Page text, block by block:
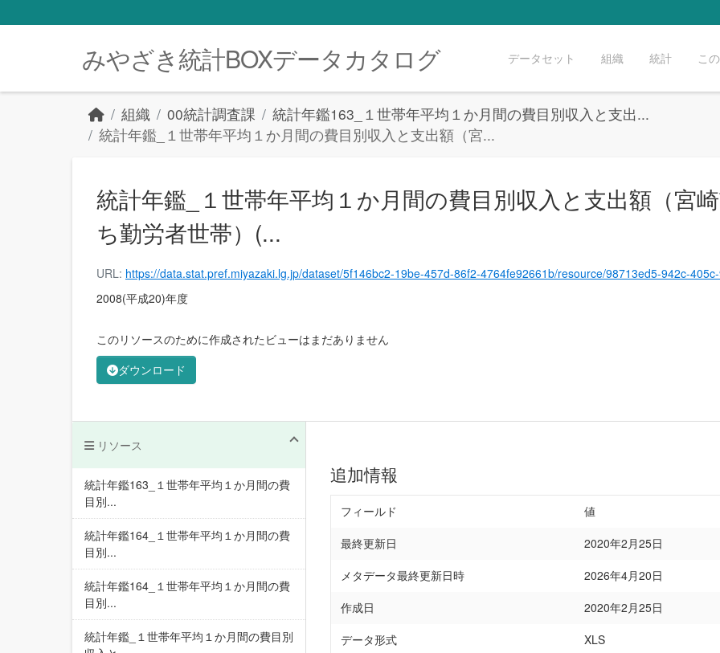
みやざき統計BOXデータカタログ データセット 組織 統計 こ
組織 00統計調査課
統計年鑑163_１世帯年平均１か月間の費目別収入と支出...
統計年鑑_１世帯年平均１か月間の費目別収入と支出額（宮...
ダウンロード
統計年鑑_１世帯年平均１か月間の費目別収入と支出額（宮
ち勤労者世帯）(...
URL: https://data.stat.pref.miyazaki.lg.jp/dataset/5f146bc2-19be-457d-86f2-4764fe92661b/resource/98713ed5-942c-405c-9394-b5aa21baab7f/download/
2008(平成20)年度
このリソースのために作成されたビューはまだありません
リソース
統計年鑑163_１世帯年平均１か月間の費
目別...
統計年鑑164_１世帯年平均１か月間の費
目別...
統計年鑑164_１世帯年平均１か月間の費
目別...
統計年鑑_１世帯年平均１か月間の費目別
追加情報
フィールド
値
最終更新日
2020年2月25日
メタデータ最終更新日時
2026年4月20日
作成日
2020年2月25日
データ形式
XLS